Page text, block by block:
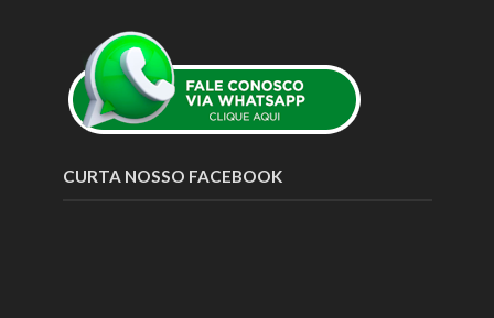
CURTA NOSSO FACEBOOK